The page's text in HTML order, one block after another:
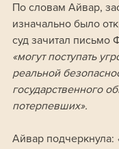
По словам Айвар,
изначально было
суд зачитал письмо
«могут поступать
реальной
государственного
потерпевших».
Айвар подчеркнула: